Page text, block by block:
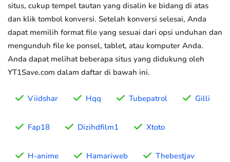
situs, cukup tempel tautan yang disalin ke bidang di atas
dan klik tombol konversi. Setelah konversi selesai, Anda
dapat memilih format file yang sesuai dari opsi unduhan dan
mengunduh file ke ponsel, tablet, atau komputer Anda.
Anda dapat melihat beberapa situs yang didukung oleh
YT1Save.com dalam daftar di bawah ini.
Viidshar Hqq Tubepatrol Gilli
Fap18 Dizihdfilm1 Xtoto
H-anime Hamariweb Thebestjav